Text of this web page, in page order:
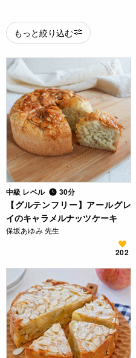
もっと絞り込む
中級 レベル 30分
【グルテンフリー】アールグレ
イのキャラメルナッツケーキ
保坂あゆみ 先生
202